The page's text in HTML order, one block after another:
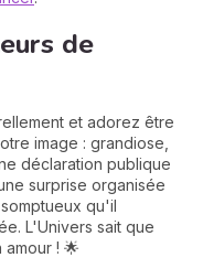
de
et adorez être
image : grandiose,
déclaration publique
surprise organisée
qu'il
L'Univers sait que
! 🌟